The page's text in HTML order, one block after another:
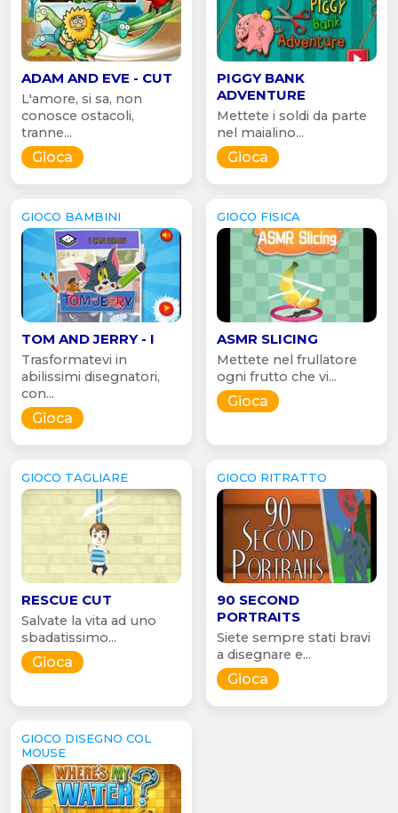
ADAM AND EVE - CUT
L'amore, si sa, non
conosce ostacoli,
tranne...
Gioca
PIGGY BANK
ADVENTURE
Mettete i soldi da parte
nel maialino...
Gioca
GIOCO BAMBINI
TOM AND JERRY - I
Trasformatevi in
abilissimi disegnatori,
con...
Gioca
GIOCO FISICA
ASMR SLICING
Mettete nel frullatore
ogni frutto che vi...
Gioca
GIOCO TAGLIARE
RESCUE CUT
Salvate la vita ad uno
sbadatissimo...
Gioca
GIOCO RITRATTO
90 SECOND
PORTRAITS
Siete sempre stati bravi
a disegnare e...
Gioca
GIOCO DISEGNO COL
MOUSE